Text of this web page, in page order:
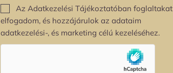
Az Adatkezelési Tájékoztatóban foglaltakat
elfogadom, és hozzájárulok az adataim
adatkezelési-, és marketing célú kezeléséhez.